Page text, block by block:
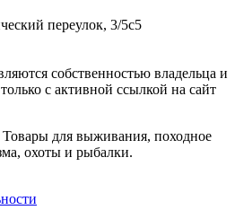
переулок, 3/5с5
собственностью владельца и
с активной ссылкой на сайт
для выживания, походное
охоты и рыбалки.